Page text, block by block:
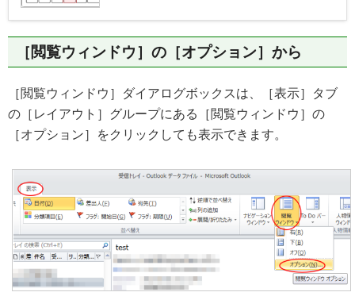
［閲覧ウィンドウ］の［オプション］から
［閲覧ウィンドウ］ダイアログボックスは、［表示］タブ
の［レイアウト］グループにある［閲覧ウィンドウ］の
［オプション］をクリックしても表示できます。